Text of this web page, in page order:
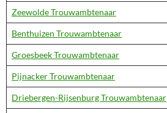
Zeewolde Trouwambtenaar
Benthuizen Trouwambtenaar
Groesbeek Trouwambtenaar
Pijnacker Trouwambtenaar
Driebergen-Rijsenburg Trouwambtenaar